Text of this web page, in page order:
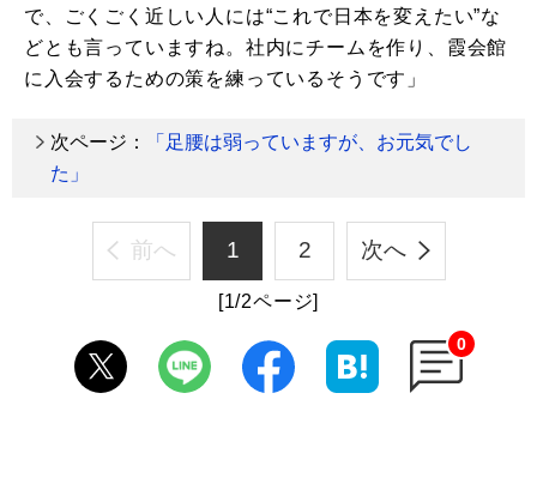
で、ごくごく近しい人には“これで日本を変えたい”な
どとも言っていますね。社内にチームを作り、霞会館
に入会するための策を練っているそうです」
次ページ：
「足腰は弱っていますが、お元気でし
た」
前へ 1 2 次へ
[1/2ページ]
0